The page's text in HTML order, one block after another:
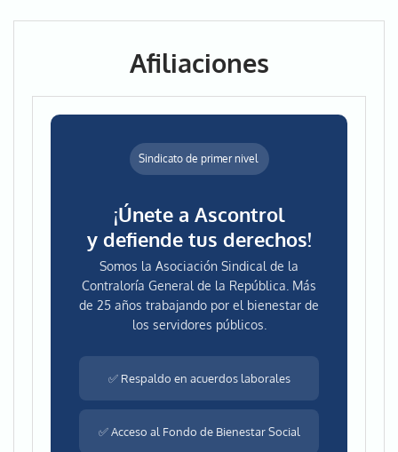
Afiliaciones
Sindicato de primer nivel
¡Únete a Ascontrol
y defiende tus derechos!
Somos la Asociación Sindical de la
Contraloría General de la República. Más
de 25 años trabajando por el bienestar de
los servidores públicos.
✅ Respaldo en acuerdos laborales
✅ Acceso al Fondo de Bienestar Social